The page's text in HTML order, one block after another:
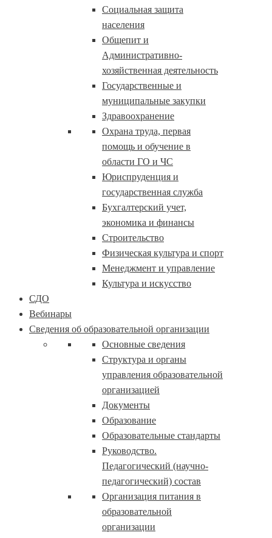
Социальная защита
населения
Общепит и
Административно-
хозяйственная деятельность
Государственные и
муниципальные закупки
Здравоохранение
Охрана труда, первая
помощь и обучение в
области ГО и ЧС
Юриспруденция и
государственная служба
Бухгалтерский учет,
экономика и финансы
Строительство
Физическая культура и спорт
Менеджмент и управление
Культура и искусство
СДО
Вебинары
Сведения об образовательной организации
Основные сведения
Структура и органы
управления образовательной
организацией
Документы
Образование
Образовательные стандарты
Руководство.
Педагогический (научно-
педагогический) состав
Организация питания в
образовательной
организации